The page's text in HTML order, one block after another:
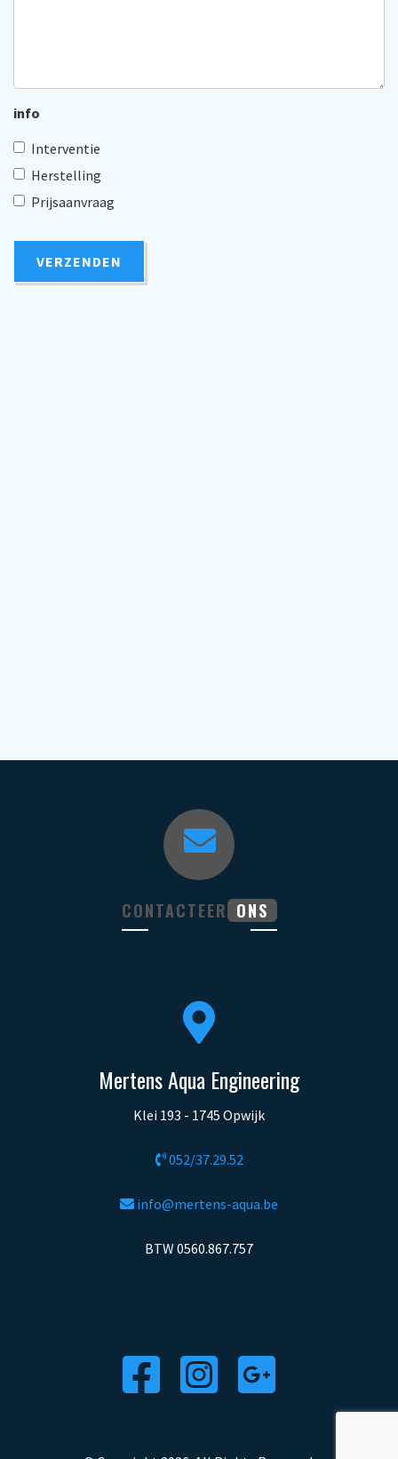
info
Interventie
Herstelling
Prijsaanvraag
VERZENDEN
CONTACTEER ONS
Mertens Aqua Engineering
Klei 193 - 1745 Opwijk
052/37.29.52
info@mertens-aqua.be
BTW 0560.867.757